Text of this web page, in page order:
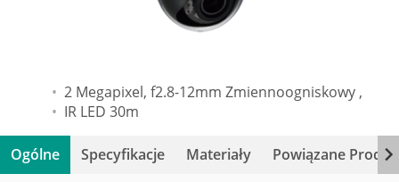
2 Megapixel, f2.8-12mm Zmiennoogniskowy ,
IR LED 30m
Ogólne Specyfikacje Materiały Powiązane